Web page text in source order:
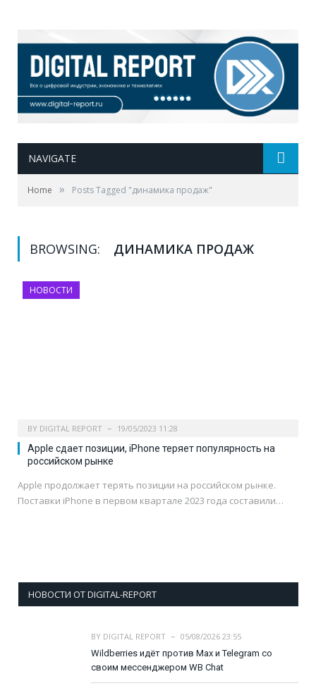
NAVIGATE
Home » Posts Tagged "динамика продаж"
BROWSING: ДИНАМИКА ПРОДАЖ
НОВОСТИ
BY DIGITAL REPORT 19/05/2023 11:28
Apple сдает позиции, iPhone теряет популярность на
российском рынке
Apple продолжает терять позиции на российском рынке.
Поставки iPhone в первом квартале 2023 года составили…
НОВОСТИ ОТ DIGITAL-REPORT
BY DIGITAL REPORT
05/08/2026 23:55
Wildberries идёт против Max и Telegram со
своим мессенджером WB Chat